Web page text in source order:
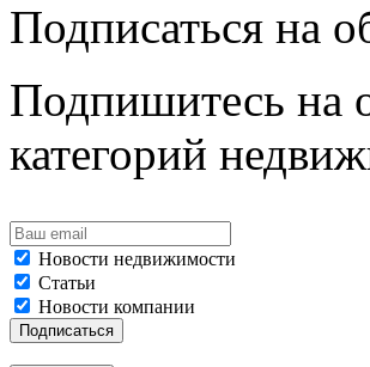
Подписаться на
Подпишитесь на
категорий
Новости недвижимости
Статьи
Новости компании